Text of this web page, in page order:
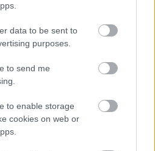
data to be sent to
purposes.
to send me
to enable storage
cookies on web or